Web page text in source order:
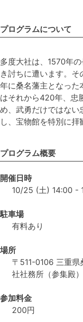
プログラムについて
多度大社は、1570年
き討ちに遭います。
年に桑名藩主となっ
はそれから420年、忠
め、武勇だけではない
し、宝物館を特別に拝
プログラム概要
開催日時
10/25 (土) 14:00 -
駐車場
有料あり
場所
〒511-0106 三重
社社務所（参集殿
参加料金
200円